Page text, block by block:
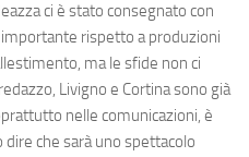
ci è stato consegnato con
rispetto a produzioni
ma le sfide non ci
Livigno e Cortina sono già
nelle comunicazioni, è
che sarà uno spettacolo